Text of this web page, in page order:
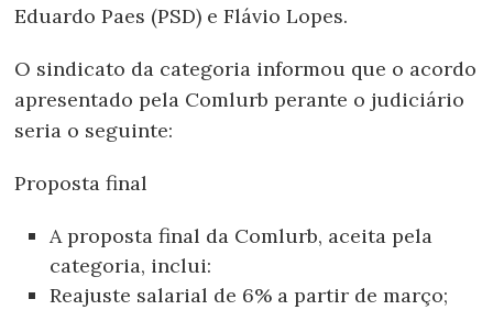
Eduardo Paes (PSD) e Flávio Lopes.
O sindicato da categoria informou que o acordo
apresentado pela Comlurb perante o judiciário
seria o seguinte:
Proposta final
A proposta final da Comlurb, aceita pela
categoria, inclui:
Reajuste salarial de 6% a partir de março;